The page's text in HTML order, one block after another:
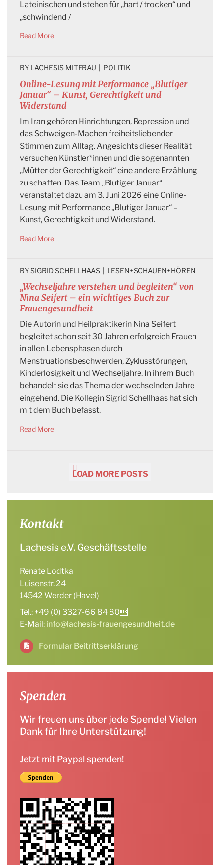
Lateinischen und stehen für „hart / trocken“ und
„schwindend /
Read More
Online-Lesung mit Performance „Blutiger
Januar“ – Kunst, Gerechtigkeit und
Widerstand
BY LACHESIS MITFRAU POLITIK
Im Iran gehören Hinrichtungen, Repression und
das Schweigen-Machen freiheitsliebender
Stimmen zum Alltag. Angesichts dieser Realität
versuchen Künstler*innen und die sogenannten
„Mütter der Gerechtigkeit“ eine andere Erzählung
zu schaffen. Das Team „Blutiger Januar“
veranstaltet dazu am 3. Juni 2026 eine Online-
Lesung mit Performance „Blutiger Januar“ –
Kunst, Gerechtigkeit und Widerstand.
Read More
„Wechseljahre verstehen und begleiten“ von
Nina Seifert – ein wichtiges Buch zur
Frauengesundheit
BY SIGRID SCHELLHAAS LESEN+SCHAUEN+HÖREN
Die Autorin und Heilpraktikerin Nina Seifert
begleitet schon seit 30 Jahren erfolgreich Frauen
in allen Lebensphasen durch
Menstruationsbeschwerden, Zyklusstörungen,
Kinderlosigkeit und Wechseljahre. In ihrem Buch
behandelt sie das Thema der wechselnden Jahre
eingehend. Die Kollegin Sigrid Schellhaas hat sich
mit dem Buch befasst.
Read More
LOAD MORE POSTS
Kontakt
Lachesis e.V. Geschäftsstelle
Renate Lodtka
Luisenstr. 24
14542 Werder (Havel)
Tel.: +49 (0) 3327-66 84 80
E-Mail: info@lachesis-frauengesundheit.de
Formular Beitrittserklärung
Spenden
Wir freuen uns über jede Spende! Vielen
Dank für Ihre Unterstützung!
Jetzt mit Paypal spenden!